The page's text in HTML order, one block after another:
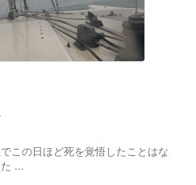
この日ほど死を覚悟したことはな
...